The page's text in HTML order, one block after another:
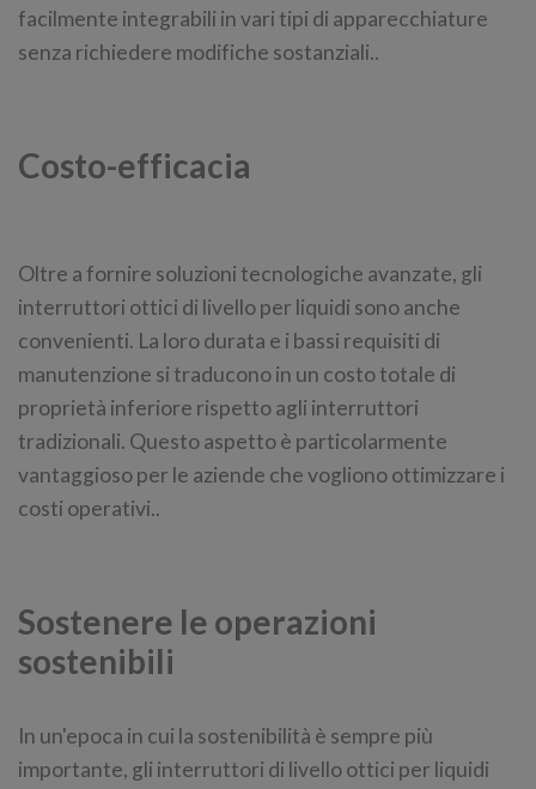
facilmente integrabili in vari tipi di apparecchiature
senza richiedere modifiche sostanziali..
Costo-efficacia
Oltre a fornire soluzioni tecnologiche avanzate, gli
interruttori ottici di livello per liquidi sono anche
convenienti. La loro durata e i bassi requisiti di
manutenzione si traducono in un costo totale di
proprietà inferiore rispetto agli interruttori
tradizionali. Questo aspetto è particolarmente
vantaggioso per le aziende che vogliono ottimizzare i
costi operativi..
Sostenere le operazioni
sostenibili
In un'epoca in cui la sostenibilità è sempre più
importante, gli interruttori di livello ottici per liquidi